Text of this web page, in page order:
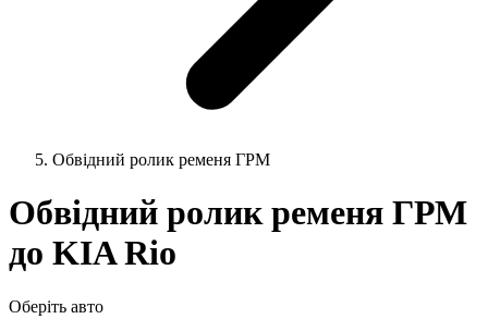
Обвідний ролик ременя ГРМ
Обвідний ролик ременя ГРМ
до KIA Rio
Оберіть авто